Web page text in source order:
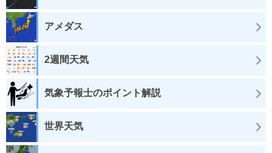
アメダス
2週間天気
気象予報士のポイント解説
世界天気